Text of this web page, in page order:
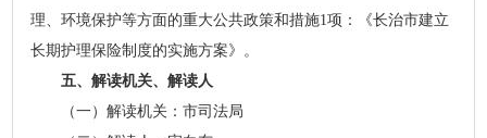
理、环境保护等方面的重大公共政策和措施1项：《长治市建立
长期护理保险制度的实施方案》。
五、解读机关、解读人
（一）解读机关：市司法局